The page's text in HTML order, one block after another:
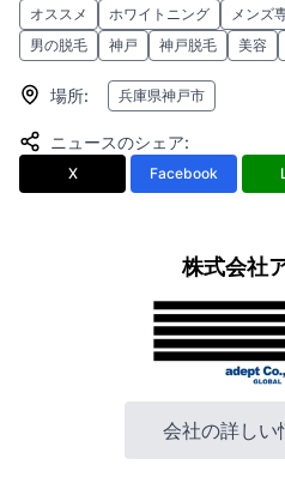
オススメ ホワイトニング メンズ
男の脱毛
神戸 神戸脱毛 美容
場所: 兵庫県神戸市
ニュースのシェア:
X Facebook
株式会社
会社の詳しい